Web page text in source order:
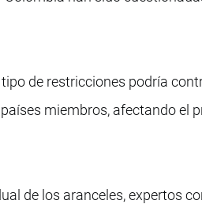
de restricciones podría
miembros, afectando el
de los aranceles, expertos